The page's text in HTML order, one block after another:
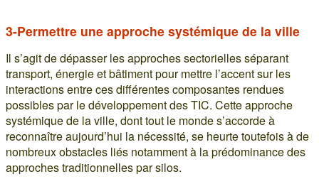
3-Permettre une approche systémique de la ville
Il s’agit de dépasser les approches sectorielles séparant
transport, énergie et bâtiment pour mettre l’accent sur les
interactions entre ces différentes composantes rendues
possibles par le développement des TIC. Cette approche
systémique de la ville, dont tout le monde s’accorde à
reconnaître aujourd’hui la nécessité, se heurte toutefois à de
nombreux obstacles liés notamment à la prédominance des
approches traditionnelles par silos.